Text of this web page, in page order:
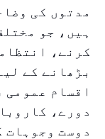
مدتوں کی
ہیں، جو
کرنے،
بڑھانے کے
اقسام عمومی
دورے،
دوست وجوہات